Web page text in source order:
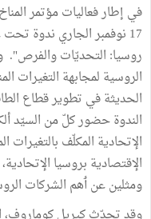
في إطارفعالياتمؤتمرالمناخ
17 نوفمبرالجاري ندوة تحت
روسيا: التحديّاتوالفرص".
الروسية لمجابهة التغيرات
الحديثةفي تطويرقطاع
الندوةحضوركلّمن السيّد
الإتحادية المكلّف بالتغيرات
الإقتصادية بروسيا الإتحادية،
ومثلينعنٲهم الشركات